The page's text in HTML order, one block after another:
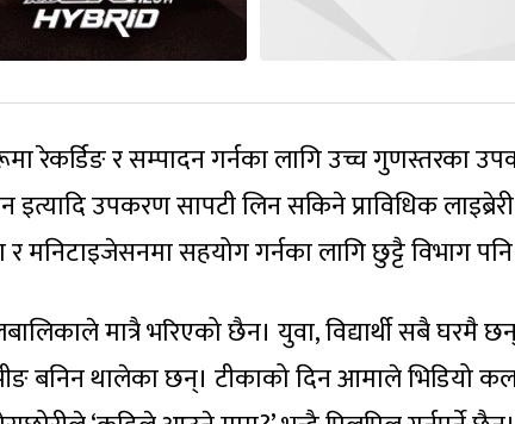
रेकर्डिङ र सम्पादन गर्नका लागि उच्च गुणस्तरका
इत्यादि उपकरण सापटी लिन सकिने प्राविधिक
र मनिटाइजेसनमा सहयोग गर्नका लागि छुट्टै विभाग
मात्रै भरिएको छैन। युवा, विद्यार्थी सबै घरमै
बनिन थालेका छन्। टीकाको दिन आमाले भिडियो